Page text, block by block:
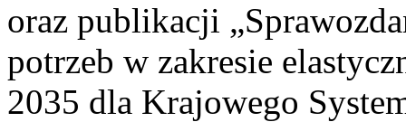
oraz publikacji
potrzeb w zakresie
2035 dla Krajowego